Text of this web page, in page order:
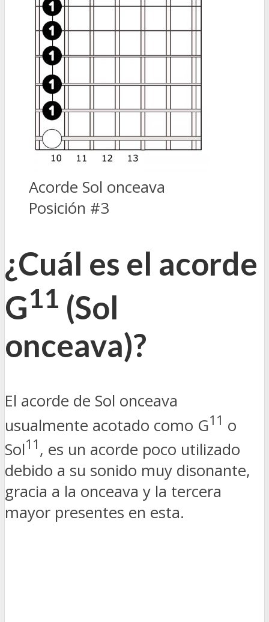
Acorde Sol onceava
Posición #3
¿Cuál es el acorde
G11 (Sol
onceava)?
El acorde de Sol onceava
usualmente acotado como G11 o
Sol11, es un acorde poco utilizado
debido a su sonido muy disonante,
gracia a la onceava y la tercera
mayor presentes en esta.